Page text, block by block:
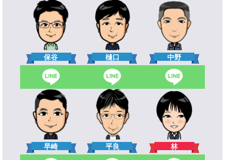
保谷 樋口 中野
早崎 平良 林